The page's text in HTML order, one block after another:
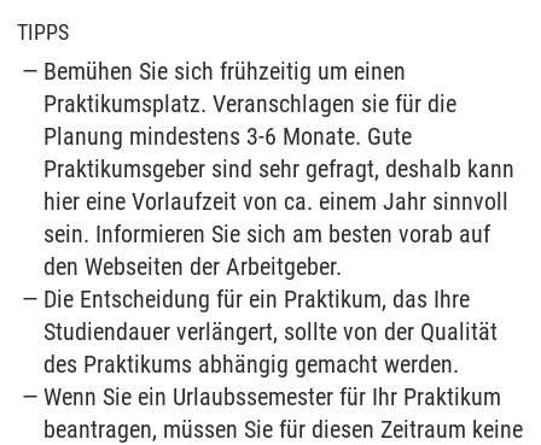
TIPPS
Bemühen Sie sich frühzeitig um einen
Praktikumsplatz. Veranschlagen sie für die
Planung mindestens 3-6 Monate. Gute
Praktikumsgeber sind sehr gefragt, deshalb kann
hier eine Vorlaufzeit von ca. einem Jahr sinnvoll
sein. Informieren Sie sich am besten vorab auf
den Webseiten der Arbeitgeber.
Die Entscheidung für ein Praktikum, das Ihre
Studiendauer verlängert, sollte von der Qualität
des Praktikums abhängig gemacht werden.
Wenn Sie ein Urlaubssemester für Ihr Praktikum
beantragen, müssen Sie für diesen Zeitraum keine